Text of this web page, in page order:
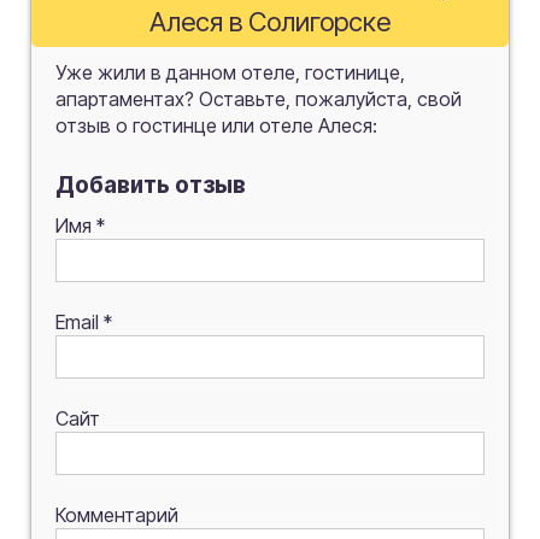
Алеся в Солигорске
Уже жили в данном отеле, гостинице,
апартаментах? Оставьте, пожалуйста, свой
отзыв о гостинце или отеле Алеся:
Добавить отзыв
Имя *
Email *
Сайт
Комментарий